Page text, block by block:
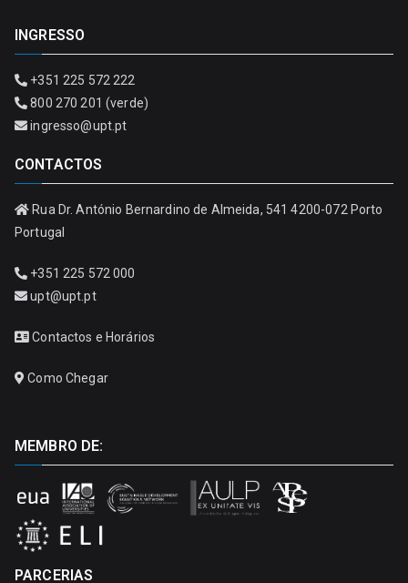
INGRESSO
+351 225 572 222
800 270 201 (verde)
ingresso@upt.pt
CONTACTOS
Rua Dr. António Bernardino de Almeida, 541 4200-072 Porto
Portugal
+351 225 572 000
upt@upt.pt
Contactos e Horários
Como Chegar
MEMBRO DE:
PARCERIAS